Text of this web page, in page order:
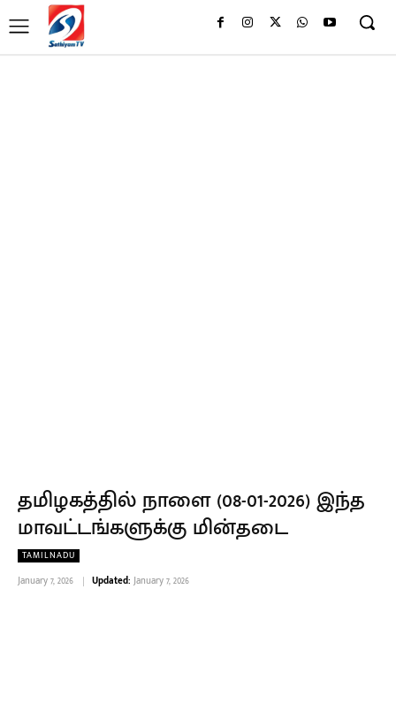
தமிழகத்தில் நாளை (08-01-2026) இந்த
மாவட்டங்களுக்கு மின்தடை
TAMILNADU
January 7, 2026 Updated: January 7, 2026